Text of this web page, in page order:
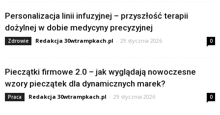
Personalizacja linii infuzyjnej – przyszłość terapii
dożylnej w dobie medycyny precyzyjnej
Zdrowie Redakcja 30wtrampkach.pl - 29 stycznia 2026 0
Pieczątki firmowe 2.0 – jak wyglądają nowoczesne
wzory pieczątek dla dynamicznych marek?
Praca Redakcja 30wtrampkach.pl - 29 stycznia 2026 0